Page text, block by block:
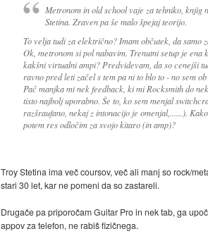
Metronom in old school vaje za tehniko,
Stetina. Zraven pa še malo špejaj teorijo.
To velja tudi za električno? Imam občutek, da samo
Ok, metronom si pol nabavim. Trenutni setup je
kakšni virtualni ampi? Predvidevam, da so cenejši
ravno pred leti začel s tem pa ni to blo to - no sem
Pač manjka mi nek feedback, ki mi Rocksmith do
tisto najbolj uporabno. Še to, ko sem menjal
razšraufano, nekaj z intonacijo je omenjal,......).
potem res odločim za svojo kitaro (in amp)?
Troy Stetina ima več coursov, več ali manj so rock/
stari 30 let, kar ne pomeni da so zastareli.
Drugače pa priporočam Guitar Pro in nek tab, ga
appov za telefon, ne rabiš fizičnega.